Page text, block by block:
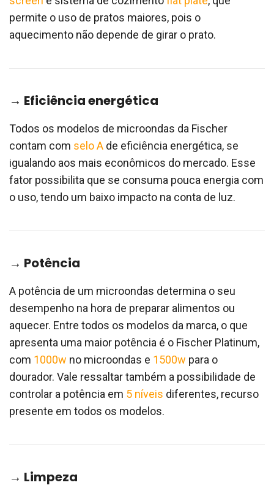
permite o uso de pratos maiores, pois o
aquecimento não depende de girar o prato.
→ Eficiência energética
Todos os modelos de microondas da Fischer
contam com selo A de eficiência energética, se
igualando aos mais econômicos do mercado. Esse
fator possibilita que se consuma pouca energia com
o uso, tendo um baixo impacto na conta de luz.
→ Potência
A potência de um microondas determina o seu
desempenho na hora de preparar alimentos ou
aquecer. Entre todos os modelos da marca, o que
apresenta uma maior potência é o Fischer Platinum,
com 1000w no microondas e 1500w para o
dourador. Vale ressaltar também a possibilidade de
controlar a potência em 5 níveis diferentes, recurso
presente em todos os modelos.
→ Limpeza